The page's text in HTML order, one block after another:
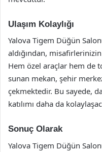
Ulaşım Kolaylığı
Yalova Tigem Düğün
aldığından,
Hem özel araçlar hem de
sunan mekan, şehir
çekmektedir. Bu sayede,
katılımı daha da
Sonuç Olarak
Yalova Tigem Düğün